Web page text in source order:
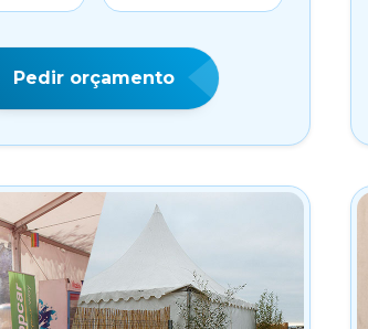
Pedir orçamento